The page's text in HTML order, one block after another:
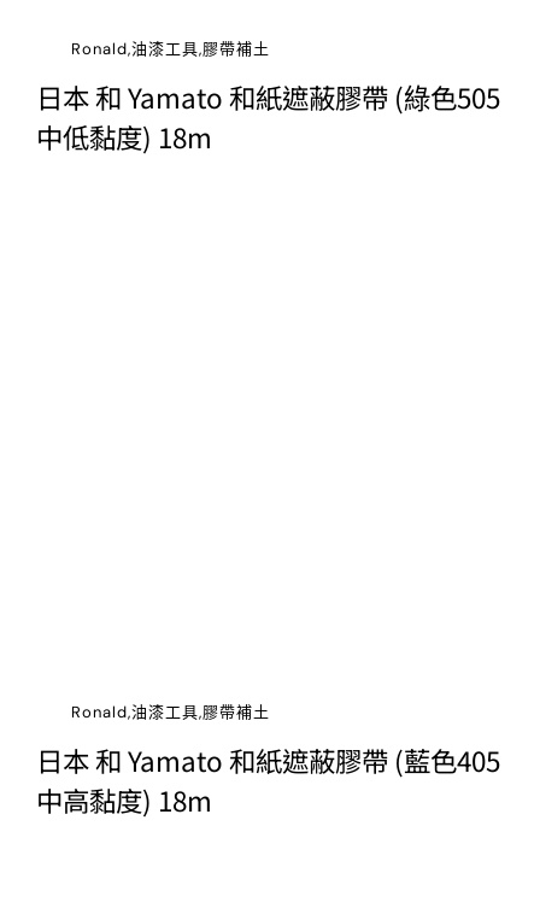
Ronald,油漆工具,膠帶補土
日本 和 Yamato 和紙遮蔽膠帶 (綠色505
中低黏度) 18m
Ronald,油漆工具,膠帶補土
日本 和 Yamato 和紙遮蔽膠帶 (藍色405
中高黏度) 18m